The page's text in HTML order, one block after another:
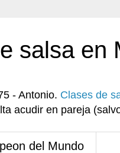
salsa en
- Antonio. Clases de
acudir en pareja
del Mundo